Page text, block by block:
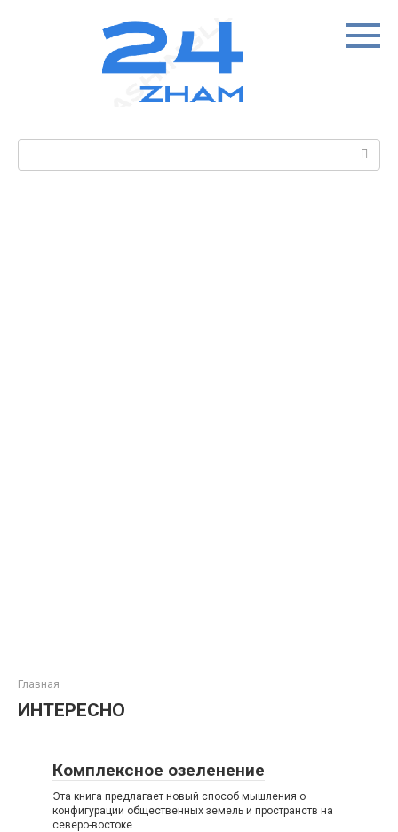
Главная
ИНТЕРЕСНО
Комплексное озеленение
Эта книга предлагает новый способ мышления о
конфигурации общественных земель и пространств на
северо-востоке.